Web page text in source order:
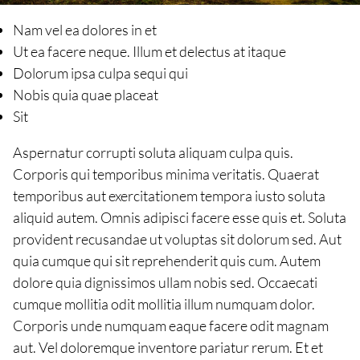
Nam vel ea dolores in et
Ut ea facere neque. Illum et delectus at itaque
Dolorum ipsa culpa sequi qui
Nobis quia quae placeat
Sit
Aspernatur corrupti soluta aliquam culpa quis.
Corporis qui temporibus minima veritatis. Quaerat
temporibus aut exercitationem tempora iusto soluta
aliquid autem. Omnis adipisci facere esse quis et. Soluta
provident recusandae ut voluptas sit dolorum sed. Aut
quia cumque qui sit reprehenderit quis cum. Autem
dolore quia dignissimos ullam nobis sed. Occaecati
cumque mollitia odit mollitia illum numquam dolor.
Corporis unde numquam eaque facere odit magnam
aut. Vel doloremque inventore pariatur rerum. Et et